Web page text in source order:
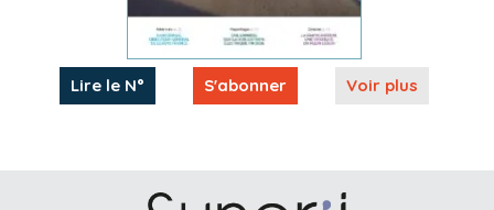
Lire le N° S'abonner Voir plus